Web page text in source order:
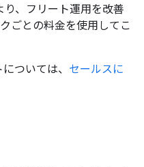
、フリート運用を改善
ごとの料金を使用してこ
ついては、 セールスに